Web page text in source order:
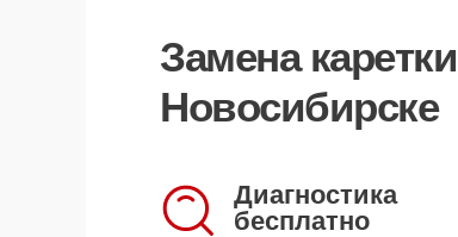
Замена каретки
Новосибирске
Диагностика
бесплатно